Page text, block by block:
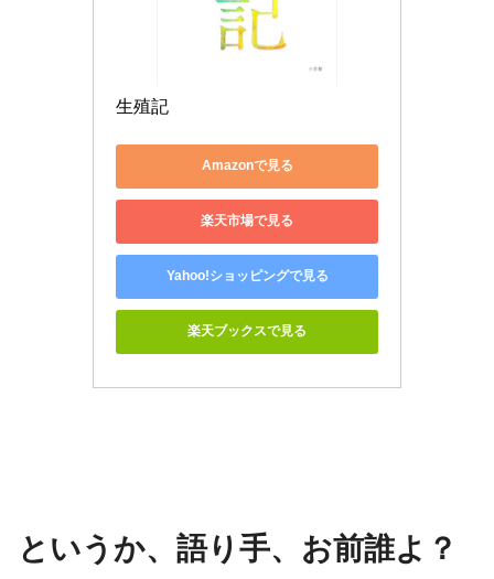
生殖記
Amazonで見る
楽天市場で見る
Yahoo!ショッピングで見る
楽天ブックスで見る
というか、語り手、お前誰よ？